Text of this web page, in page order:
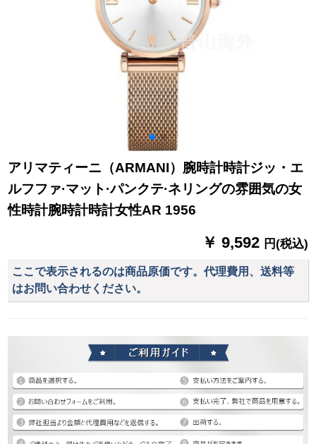
アリマティーニ（ARMANI）腕時計時計ジッ・エ
ルフファ·マット·パンクテ·ネリングの雰囲気の女
性時計腕時計時計女性AR 1956
￥ 9,592 円(税込)
ここで表示されるのは商品原価です。代理費用、送料等
はお問い合わせください。